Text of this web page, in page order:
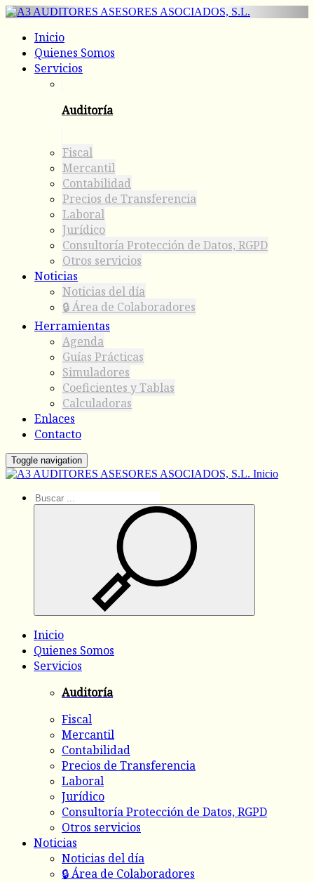
Inicio
Quienes Somos
Servicios
Auditoría
Fiscal
Mercantil
Contabilidad
Precios de Transferencia
Laboral
Jurídico
Consultoría Protección de Datos, RGPD
Otros servicios
Noticias
Noticias del día
🔒 Área de Colaboradores
Herramientas
Agenda
Guías Prácticas
Simuladores
Coeficientes y Tablas
Calculadoras
Enlaces
Contacto
Toggle navigation
Inicio
Inicio
Quienes Somos
Servicios
Auditoría
Fiscal
Mercantil
Contabilidad
Precios de Transferencia
Laboral
Jurídico
Consultoría Protección de Datos, RGPD
Otros servicios
Noticias
Noticias del día
🔒 Área de Colaboradores